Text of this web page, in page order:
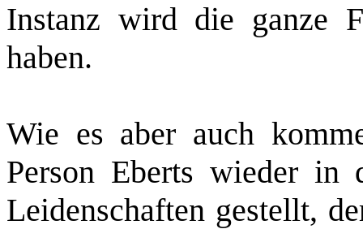
Instanz wird die ganze
haben.
Wie es aber auch
Person Eberts wieder in
Leidenschaften gestellt,